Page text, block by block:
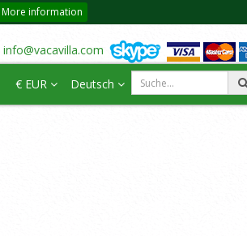
More information
info@vacavilla.com
€ EUR Deutsch